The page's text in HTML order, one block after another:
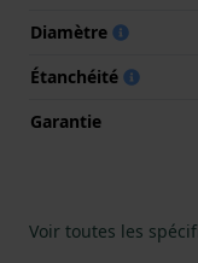
Diamètre
Étanchéité
Garantie
Voir toutes les